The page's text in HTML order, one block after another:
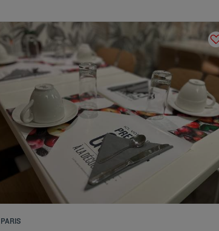
PARIS